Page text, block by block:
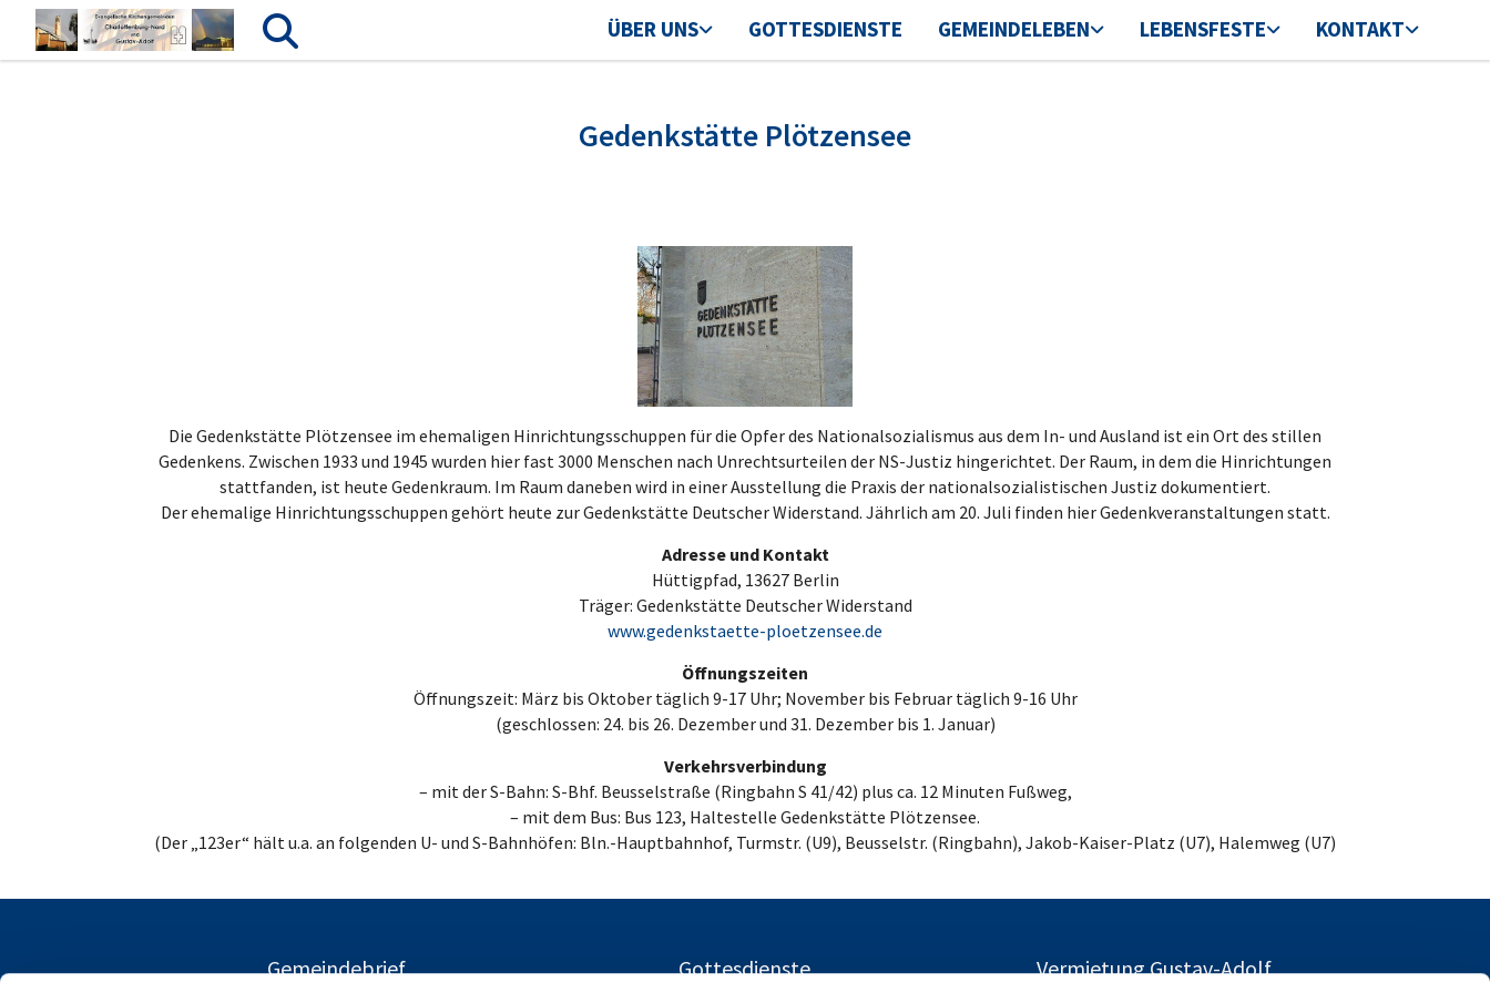
ÜBER UNS GOTTESDIENSTE GEMEINDELEBEN LEBENSFESTE KONTAKT
Gedenkstätte Plötzensee
Die Gedenkstätte Plötzensee im ehemaligen Hinrichtungsschuppen für die Opfer des Nationalsozialismus aus dem In- und Ausland ist ein Ort des stillen
Gedenkens. Zwischen 1933 und 1945 wurden hier fast 3000 Menschen nach Unrechtsurteilen der NS-Justiz hingerichtet. Der Raum, in dem die Hinrichtungen
stattfanden, ist heute Gedenkraum. Im Raum daneben wird in einer Ausstellung die Praxis der nationalsozialistischen Justiz dokumentiert.
Der ehemalige Hinrichtungsschuppen gehört heute zur Gedenkstätte Deutscher Widerstand. Jährlich am 20. Juli finden hier Gedenkveranstaltungen statt.
Adresse und Kontakt
Hüttigpfad, 13627 Berlin
Träger: Gedenkstätte Deutscher Widerstand
www.gedenkstaette-ploetzensee.de
Öffnungszeiten
Öffnungszeit: März bis Oktober täglich 9-17 Uhr; November bis Februar täglich 9-16 Uhr
(geschlossen: 24. bis 26. Dezember und 31. Dezember bis 1. Januar)
Verkehrsverbindung
– mit der S-Bahn: S-Bhf. Beusselstraße (Ringbahn S 41/42) plus ca. 12 Minuten Fußweg,
– mit dem Bus: Bus 123, Haltestelle Gedenkstätte Plötzensee.
(Der „123er“ hält u.a. an folgenden U- und S-Bahnhöfen: Bln.-Hauptbahnhof, Turmstr. (U9), Beusselstr. (Ringbahn), Jakob-Kaiser-Platz (U7), Halemweg (U7)
Gemeindebrief Gottesdienste Vermietung Gustav-Adolf